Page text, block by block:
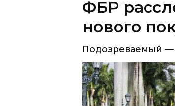
Подозреваемый —